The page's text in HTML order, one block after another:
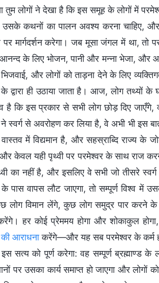
तुम लोगों ने देखा है कि इस समूह के लोगों में
उसके कथनों का पालन अवश्य करना चाहिए,
पर मार्गदर्शन करेगा। जब मूसा जंगल में था, तो
के लिए भोजन, पानी और मन्ना भेजा, और
और लोगों को ताड़ना देने के लिए
के द्वारा ही उठाया जाता है। आज, लोग
है कि इस प्रकार से सभी लोग छोड़ दिए जाएँगे,
स्वर्ग से अवरोहण कर लिया है, वे अभी भी इस
वास्तव में विद्यमान है, और सहस्राब्दि राज्य
केवल यही पृथ्वी पर परमेश्वर के साथ राज
का नहीं है, और इसलिए वे सभी जो तीसरे
के पास वापस लौट जाएगा, तो सम्पूर्ण विश्व
लोग विमान लेंगे, कुछ लोग समुद्र पार करने
हर कोई प्रेममय होगा और शोकाकुल
आराधनाकरेंगे—और यह सब परमेश्वर के कर्म
इस सत्य को पूर्ण करेगा: वह सम्पूर्ण ब्रह्माण्ड
पर उसका कार्य समाप्त हो जाएगा और लोगों